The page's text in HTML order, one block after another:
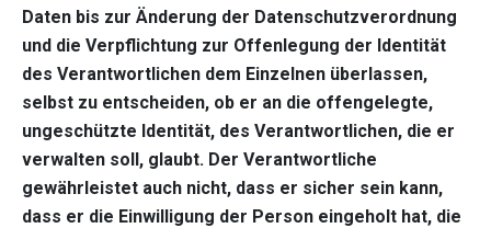
Daten bis zur Änderung der Datenschutzverordnung
und die Verpflichtung zur Offenlegung der Identität
des Verantwortlichen dem Einzelnen überlassen,
selbst zu entscheiden, ob er an die offengelegte,
ungeschützte Identität, des Verantwortlichen, die er
verwalten soll, glaubt. Der Verantwortliche
gewährleistet auch nicht, dass er sicher sein kann,
dass er die Einwilligung der Person eingeholt hat, die